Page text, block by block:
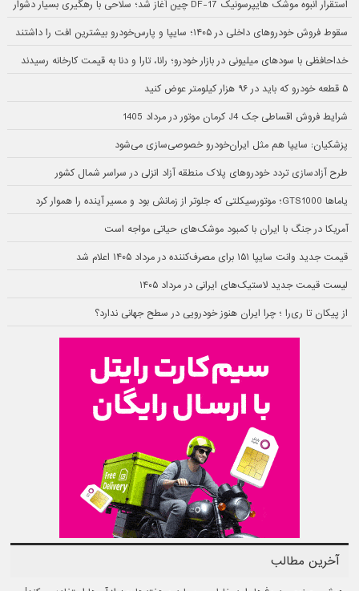
استقرار انبوه موشک هایپرسونیک DF-17 چین آغاز شد؛ سلاحی با رهگیری بسیار دشوار
سقوط فروش خودروهای داخلی در ۱۴۰۵؛ سایپا و پارس‌خودرو بیشترین افت را داشتند
خداحافظی با سودهای میلیونی در بازار خودرو؛ رانا، تارا و دنا به قیمت کارخانه رسیدند
۵ قطعه خودرو که باید در ۹۶ هزار کیلومتر عوض کنید
شرایط فروش اقساطی جک J4 کرمان موتور در مرداد 1405
پزشکیان: سایپا هم مثل ایران‌خودرو خصوصی‌سازی می‌شود
طرح آزادسازی تردد خودروهای پلاک منطقه آزاد انزلی در سراسر شمال کشور
یاماها GTS1000؛ موتورسیکلتی که جلوتر از زمانش بود و مسیر آینده را هموار کرد
آمریکا در جنگ با ایران با کمبود موشک‌های حیاتی مواجه است
قیمت جدید وانت سایپا ۱۵۱ برای مصرف‌کننده در مرداد ۱۴۰۵ اعلام شد
لیست قیمت جدید لاستیک‌های ایرانی در مرداد ۱۴۰۵
از پیکان تا ری‌را ؛ چرا ایران هنوز خودرویی در سطح جهانی ندارد؟
آخرین مطالب